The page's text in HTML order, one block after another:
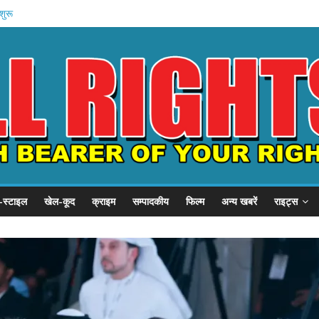
शुरू
शिकायत .
को कैद
खेल-कूद क्राइम सम्पादकीय फिल्म अन्य खबरें राइट्स